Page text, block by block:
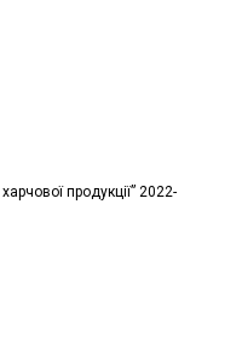
продукції” 2022-